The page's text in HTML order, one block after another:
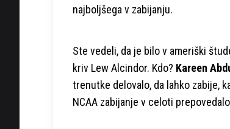
najboljšega v zabijanju.
Ste vedeli, da je bilo v ameriški
kriv Lew Alcindor. Kdo? Kareen
trenutke delovalo, da lahko zabije,
NCAA zabijanje v celoti